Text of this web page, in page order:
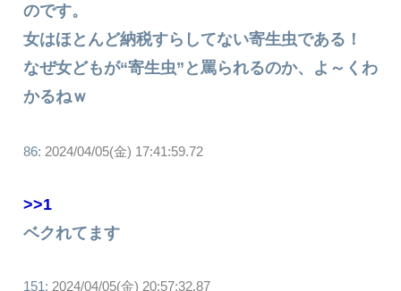
のです。
女はほとんど納税すらしてない寄生虫である！
なぜ女どもが“寄生虫”と罵られるのか、よ～くわ
かるねｗ
86: 2024/04/05(金) 17:41:59.72
>>1
ベクれてます
151: 2024/04/05(金) 20:57:32.87